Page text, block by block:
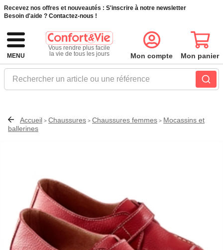
Recevez nos offres et nouveautés : S'inscrire à notre newsletter
Besoin d'aide ? Contactez-nous !
MENU
Vous rendre plus facile
la vie de tous les jours
Rechercher un article ou une référence
Mon compte Mon panier
Accueil > Chaussures > Chaussures femmes > Mocassins et
ballerines